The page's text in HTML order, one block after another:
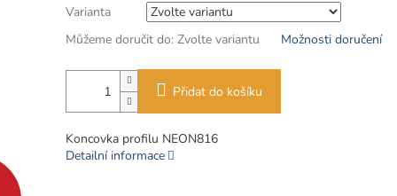
Varianta
Můžeme doručit do: Zvolte variantu Možnosti doručení
Přidat do košíku
Koncovka profilu NEON816
Detailní informace